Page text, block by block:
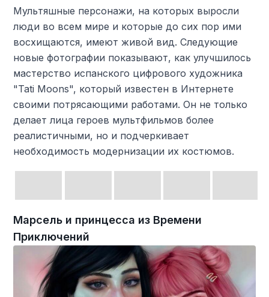
Мультяшные персонажи, на которых выросли
люди во всем мире и которые до сих пор ими
восхищаются, имеют живой вид. Следующие
новые фотографии показывают, как улучшилось
мастерство испанского цифрового художника
"Tati Moons", который известен в Интернете
своими потрясающими работами. Он не только
делает лица героев мультфильмов более
реалистичными, но и подчеркивает
необходимость модернизации их костюмов.
Марсель и принцесса из Времени
Приключений